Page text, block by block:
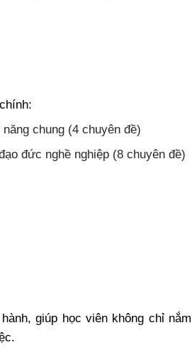
chung (4 chuyên đề)
đức nghề nghiệp (8 chuyên đề)
giúp học viên không chỉ nắm